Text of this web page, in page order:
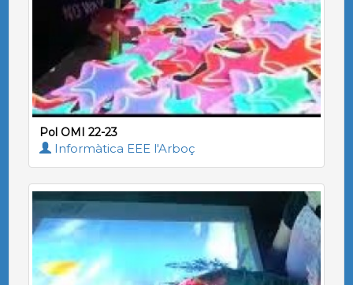
Pol OMI 22-23
Informàtica EEE l'Arboç